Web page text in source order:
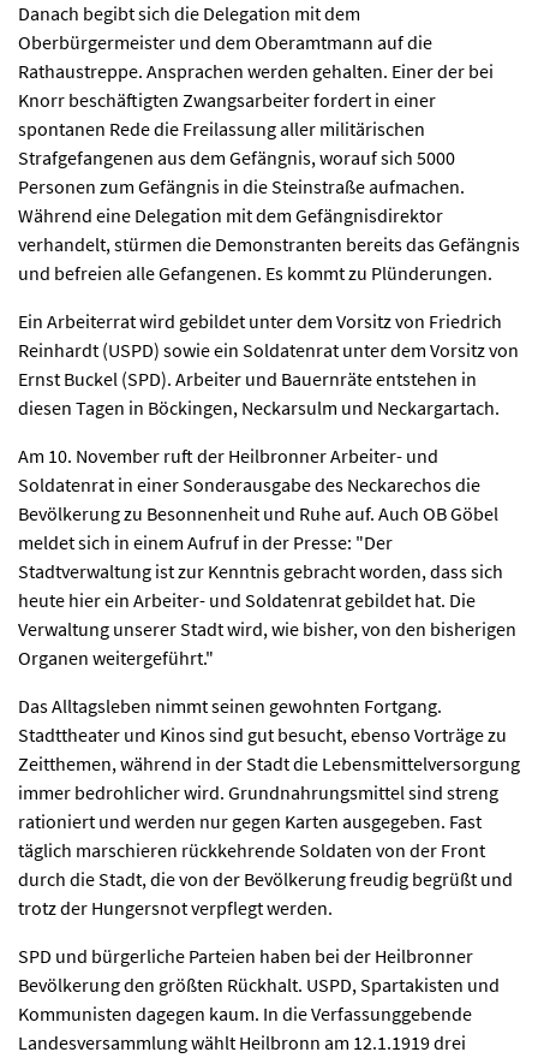
Danach begibt sich die Delegation mit dem
Oberbürgermeister und dem Oberamtmann auf die
Rathaustreppe. Ansprachen werden gehalten. Einer der bei
Knorr beschäftigten Zwangsarbeiter fordert in einer
spontanen Rede die Freilassung aller militärischen
Strafgefangenen aus dem Gefängnis, worauf sich 5000
Personen zum Gefängnis in die Steinstraße aufmachen.
Während eine Delegation mit dem Gefängnisdirektor
verhandelt, stürmen die Demonstranten bereits das Gefängnis
und befreien alle Gefangenen. Es kommt zu Plünderungen.
Ein Arbeiterrat wird gebildet unter dem Vorsitz von Friedrich
Reinhardt (USPD) sowie ein Soldatenrat unter dem Vorsitz von
Ernst Buckel (SPD). Arbeiter und Bauernräte entstehen in
diesen Tagen in Böckingen, Neckarsulm und Neckargartach.
Am 10. November ruft der Heilbronner Arbeiter- und
Soldatenrat in einer Sonderausgabe des Neckarechos die
Bevölkerung zu Besonnenheit und Ruhe auf. Auch OB Göbel
meldet sich in einem Aufruf in der Presse: "Der
Stadtverwaltung ist zur Kenntnis gebracht worden, dass sich
heute hier ein Arbeiter- und Soldatenrat gebildet hat. Die
Verwaltung unserer Stadt wird, wie bisher, von den bisherigen
Organen weitergeführt."
Das Alltagsleben nimmt seinen gewohnten Fortgang.
Stadttheater und Kinos sind gut besucht, ebenso Vorträge zu
Zeitthemen, während in der Stadt die Lebensmittelversorgung
immer bedrohlicher wird. Grundnahrungsmittel sind streng
rationiert und werden nur gegen Karten ausgegeben. Fast
täglich marschieren rückkehrende Soldaten von der Front
durch die Stadt, die von der Bevölkerung freudig begrüßt und
trotz der Hungersnot verpflegt werden.
SPD und bürgerliche Parteien haben bei der Heilbronner
Bevölkerung den größten Rückhalt. USPD, Spartakisten und
Kommunisten dagegen kaum. In die Verfassunggebende
Landesversammlung wählt Heilbronn am 12.1.1919 drei